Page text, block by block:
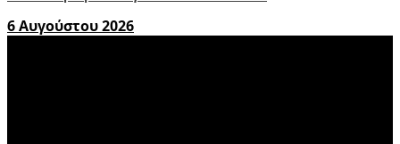
6 Αυγούστου 2026